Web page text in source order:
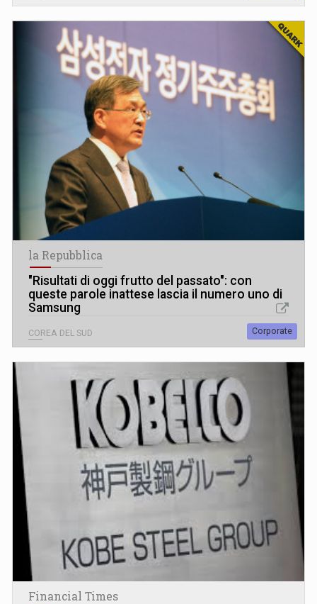
la Repubblica
"Risultati di oggi frutto del passato": con
queste parole inattese lascia il numero uno di
Samsung
COREA DEL SUD Corporate
Financial Times